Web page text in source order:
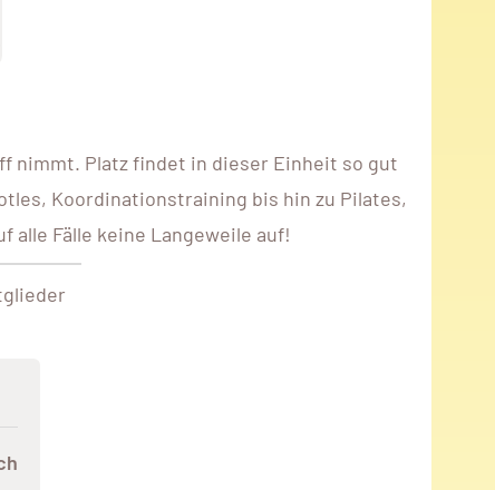
nimmt. Platz findet in dieser Einheit so gut
Koordinationstraining bis hin zu Pilates,
alle Fälle keine Langeweile auf!